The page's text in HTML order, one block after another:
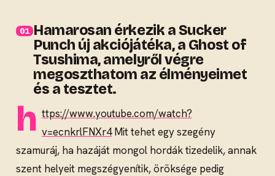
Hamarosan érkezik a Sucker
Punch új akciójátéka, a Ghost of
Tsushima, amelyről végre
megoszthatom az élményeimet
és a tesztet.
h ttps://www.youtube.com/watch?
v=ecnkrlFNXr4Mit tehet egy szegény
szamuráj, ha hazáját mongol hordák tizedelik, annak
szent helyeit megszégyenítik, öröksége pedig